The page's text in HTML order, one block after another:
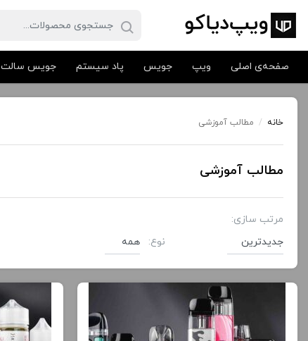
صفحه‌ی اصلی ویپ جویس پاد سیستم جویس سالت
خانه / مطالب آموزشی
مطالب آموزشی
مرتب سازی:
نوع: